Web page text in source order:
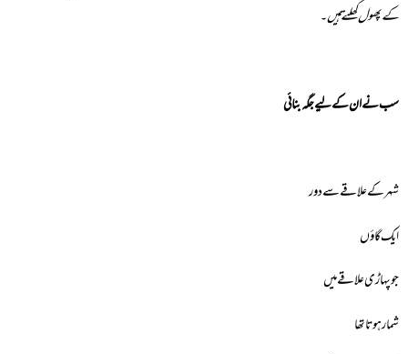
کے پھول کھلتے ہیں۔
سب نے ان کے لیے جگہ بنائی
شہر کے علاقے سے دور
ایک گاؤں
جو پہاڑی علاقے میں
شمار ہوتا تھا